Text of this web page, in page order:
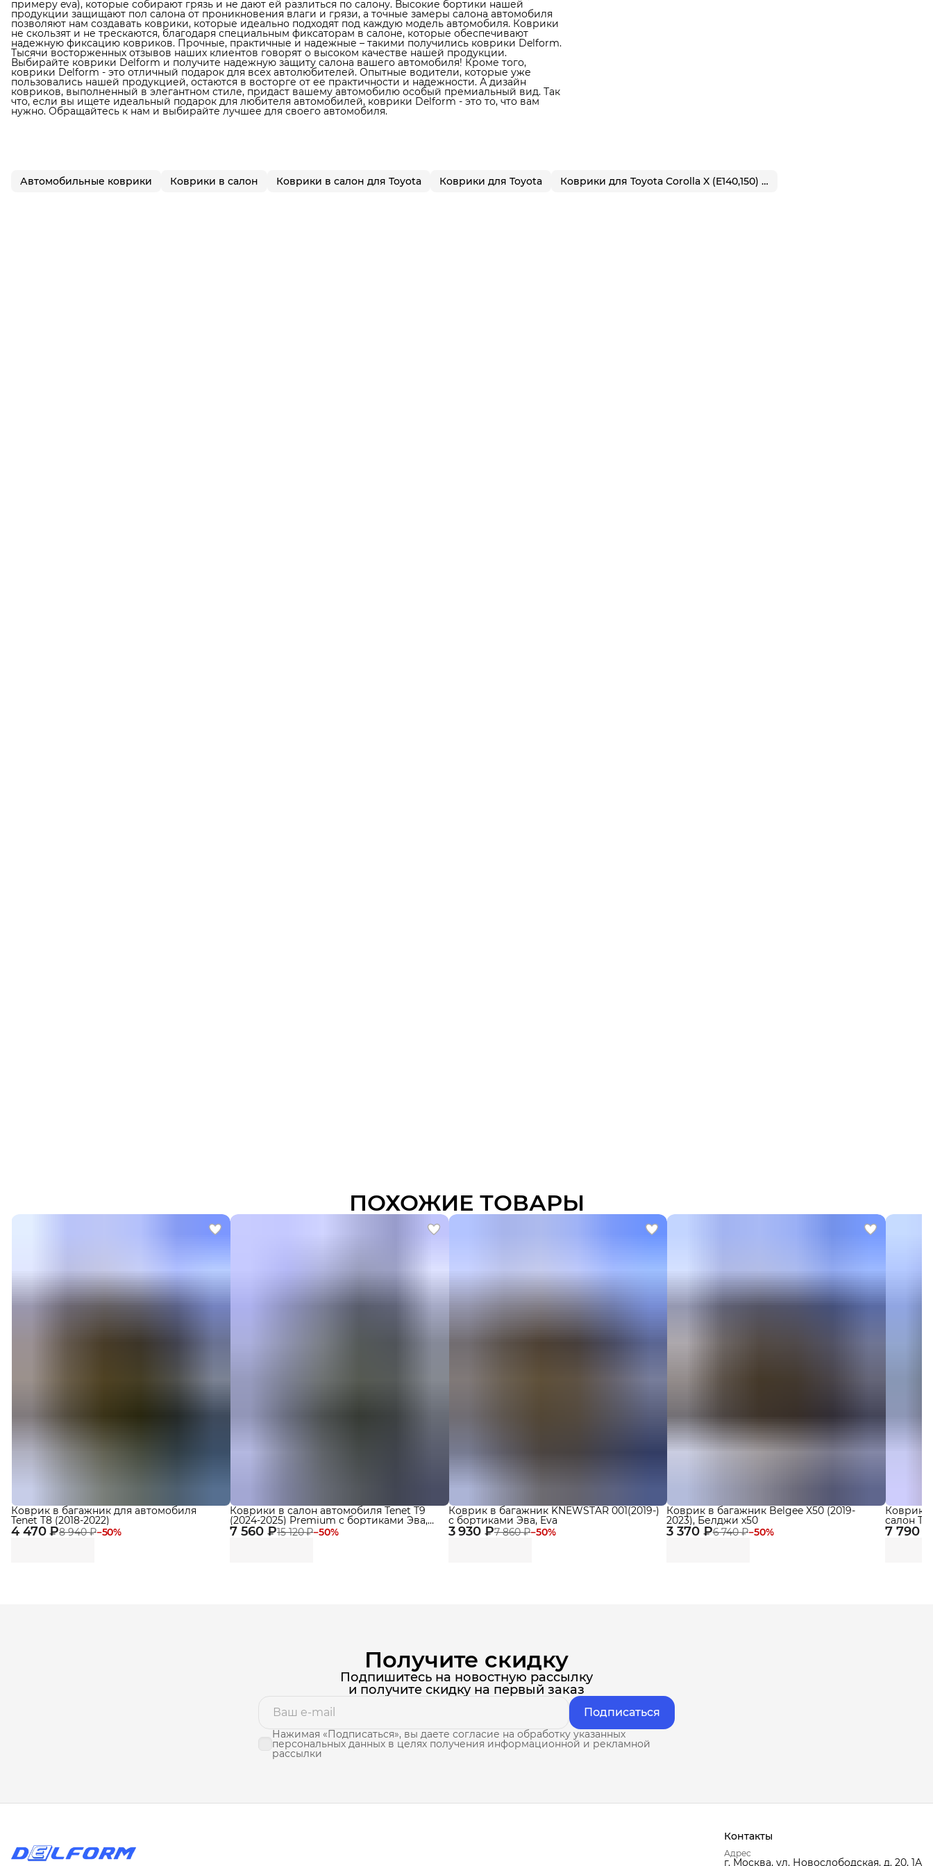
примеру eva), которые собирают грязь и не дают ей разлиться по салону. Высокие бортики нашей
продукции защищают пол салона от проникновения влаги и грязи, а точные замеры салона автомобиля
позволяют нам создавать коврики, которые идеально подходят под каждую модель автомобиля. Коврики
не скользят и не трескаются, благодаря специальным фиксаторам в салоне, которые обеспечивают
надежную фиксацию ковриков. Прочные, практичные и надежные – такими получились коврики Delform.
Тысячи восторженных отзывов наших клиентов говорят о высоком качестве нашей продукции.
Выбирайте коврики Delform и получите надежную защиту салона вашего автомобиля! Кроме того,
коврики Delform - это отличный подарок для всех автолюбителей. Опытные водители, которые уже
пользовались нашей продукцией, остаются в восторге от ее практичности и надежности. А дизайн
ковриков, выполненный в элегантном стиле, придаст вашему автомобилю особый премиальный вид. Так
что, если вы ищете идеальный подарок для любителя автомобилей, коврики Delform - это то, что вам
нужно. Обращайтесь к нам и выбирайте лучшее для своего автомобиля.
Автомобильные коврики Коврики в салон Коврики в салон для Toyota Коврики для Toyota Коврики для Toyota Corolla X (E140,150) 2006-2013
ПОХОЖИЕ ТОВАРЫ
4 470 ₽8 940 ₽−50%
Коврик в багажник для автомобиля
Tenet T8 (2018-2022)
7 560 ₽15 120 ₽−50%
Коврики в салон автомобиля Tenet T9
(2024-2025) Premium с бортиками Эва,
Eva 3 930 ₽7 860 ₽−50%
Коврик в багажник KNEWSTAR 001(2019-)
с бортиками Эва, Eva
3 370 ₽6 740 ₽−50%
Коврик в багажник Belgee X50 (2019-
2023), Белджи х50
7 790 ₽
Коврики
салон
Получите скидку
Подпишитесь на новостную рассылку
и получите скидку на первый заказ
Подписаться
Нажимая «Подписаться», вы даете согласие на обработку указанных
персональных данных в целях получения информационной и рекламной
рассылки
Контакты
Адрес
г. Москва, ул. Новослободская, д. 20, 1А